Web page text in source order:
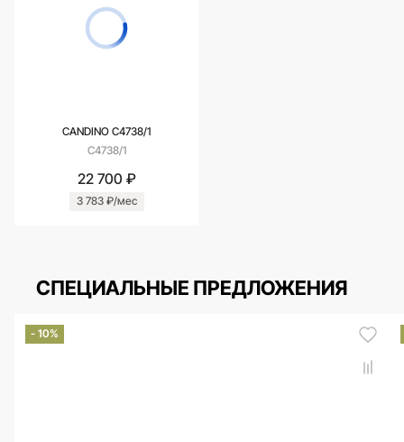
CANDINO C4738/1
C4738/1
22 700 ₽
3 783 ₽/мес
СПЕЦИАЛЬНЫЕ ПРЕДЛОЖЕНИЯ
- 10%